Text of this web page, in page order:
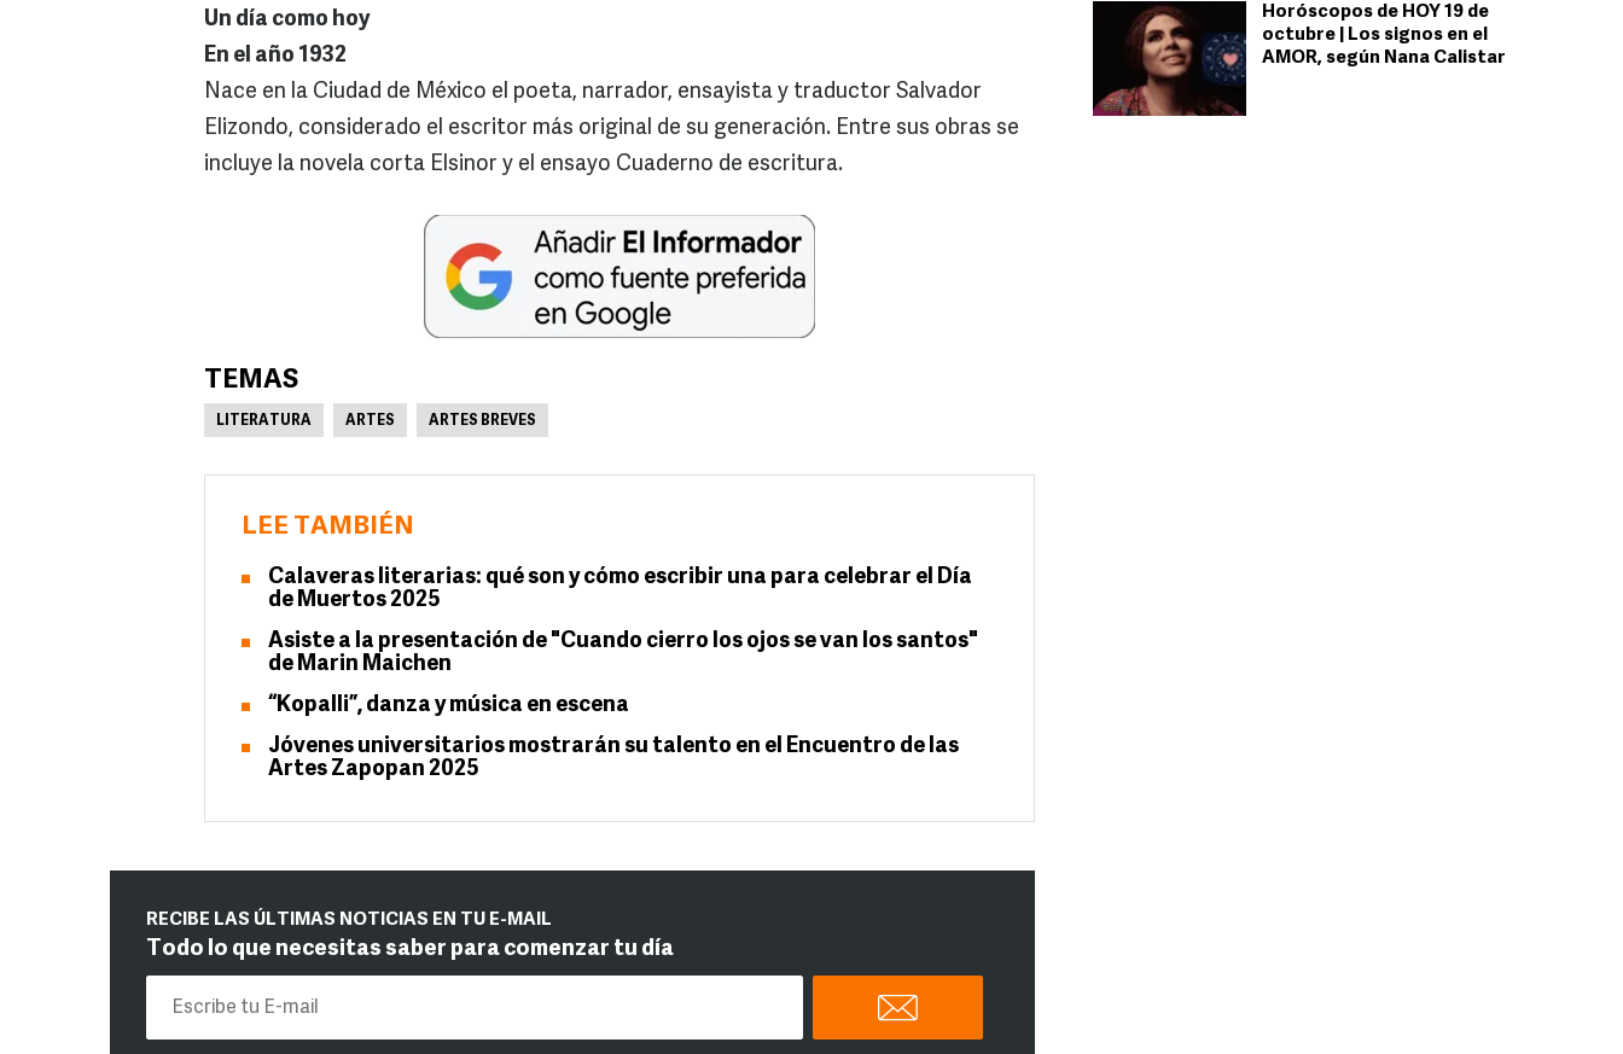
Horóscopos de HOY 19 de
octubre | Los signos en el
AMOR, según Nana Calistar
Un día como hoy
En el año 1932
Nace en la Ciudad de México el poeta, narrador, ensayista y traductor Salvador
Elizondo, considerado el escritor más original de su generación. Entre sus obras se
incluye la novela corta Elsinor y el ensayo Cuaderno de escritura.
TEMAS
LITERATURA ARTES ARTES BREVES
LEE TAMBIÉN
Calaveras literarias: qué son y cómo escribir una para celebrar el Día
de Muertos 2025
Asiste a la presentación de "Cuando cierro los ojos se van los santos"
de Marin Maichen
“Kopalli”, danza y música en escena
Jóvenes universitarios mostrarán su talento en el Encuentro de las
Artes Zapopan 2025
RECIBE LAS ÚLTIMAS NOTICIAS EN TU E-MAIL
Todo lo que necesitas saber para comenzar tu día